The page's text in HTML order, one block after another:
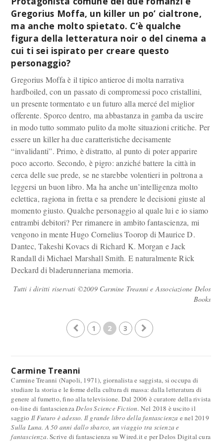
Gregorius Moffa, un killer un po’ cialtrone,
ma anche molto spietato. C’è qualche
figura della letteratura noir o del cinema a
cui ti sei ispirato per creare questo
personaggio?
Gregorius Moffa è il tipico antieroe di molta narrativa
hardboiled, con un passato di compromessi poco cristallini,
un presente tormentato e un futuro alla mercé del miglior
offerente. Sporco dentro, ma abbastanza in gamba da uscire
in modo tutto sommato pulito da molte situazioni critiche. Per
essere un killer ha due caratteristiche decisamente
“invalidanti”. Primo, è distratto, al punto di poter apparire
poco accorto. Secondo, è pigro: anziché battere la città in
cerca delle sue prede, se ne starebbe volentieri in poltrona a
leggersi un buon libro. Ma ha anche un’intelligenza molto
eclettica, ragiona in fretta e sa prendere le decisioni giuste al
momento giusto. Qualche personaggio al quale lui e io siamo
entrambi debitori? Per rimanere in ambito fantascienza, mi
vengono in mente Hugo Cornelius Toorop di Maurice D.
Dantec, Takeshi Kovacs di Richard K. Morgan e Jack
Randall di Michael Marshall Smith. E naturalmente Rick
Deckard di bladerunneriana memoria.
Tutti i diritti riservati ©2009 Carmine Treanni e Associazione Delos
Books
1 2 3
Carmine Treanni
Carmine Treanni (Napoli, 1971), giornalista e saggista, si occupa di
studiare la storia e le forme della cultura di massa: dalla letteratura di
genere al fumetto, fino alla televisione. Dal 2006 è curatore della rivista
on-line di fantascienzaDelos Science Fiction. Nel 2018 è uscito il
saggio Il Futuro è adesso. Il grande libro della fantascienza e nel 2019
Sulla Luna. A 50 anni dallo sbarco, un viaggio tra scienza e
fantascienza. Scrive di fantascienza su Wired.it e per Delos Digital cura